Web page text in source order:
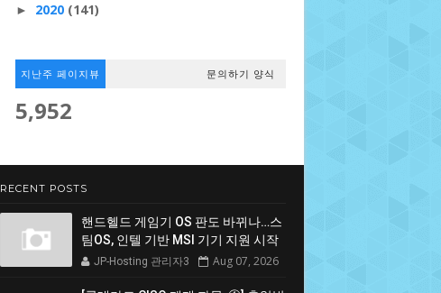
► 2020 (141)
지난주 페이지뷰 문의하기 양식
5,952
RECENT POSTS
핸드헬드 게임기 OS 판도 바뀌나…스
팀OS, 인텔 기반 MSI 기기 지원 시작
JP-Hosting 관리자3 Aug 07, 2026